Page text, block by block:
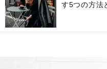
す5つの方法